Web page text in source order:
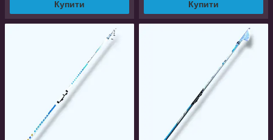
Купити Купити